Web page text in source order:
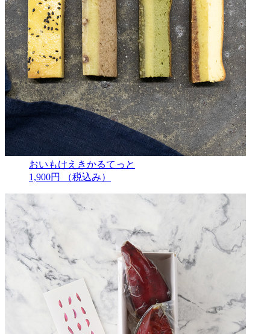
おいもけえきかるてっと
1,900円
（税込み）